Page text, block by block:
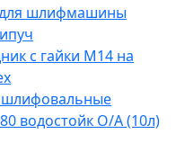
для шлифмашины
с гайки М14 на
шлифовальные
водостойк О/А (10л)